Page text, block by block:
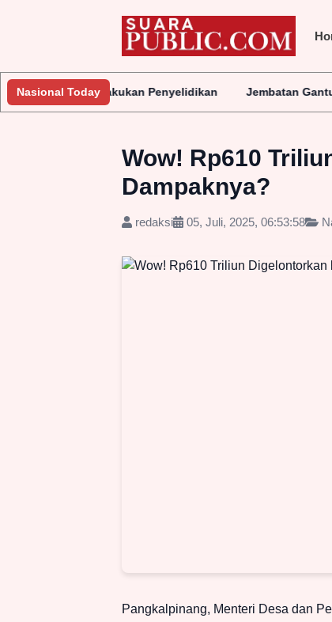
Nasional Today
Lakukan Penyelidikan Jembatan Gantung Batu
Wow! Rp610
Dampaknya?
redaksi 05, Juli, 2025, 06:53:58
Pangkalpinang, Menteri Desa dan